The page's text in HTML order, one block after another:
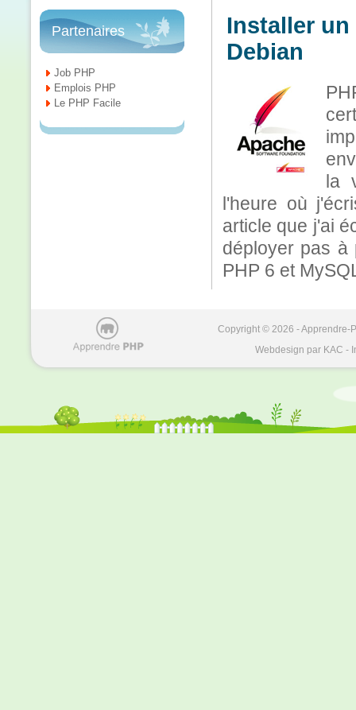
Installer
Debian
la
l'heure où
article que j'ai
déployer pas à
PHP 6 et
Partenaires
Job PHP
Emplois PHP
Le PHP Facile
Copyright © 2026 - Apprendre-
Webdesign par KAC -